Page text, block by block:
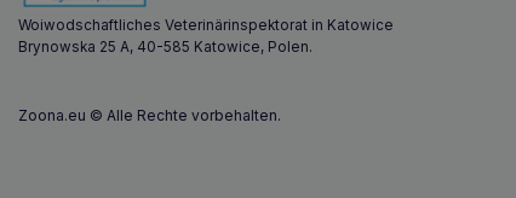
Woiwodschaftliches Veterinärinspektorat in Katowice
Brynowska 25 A, 40-585 Katowice, Polen.
Zoona.eu © Alle Rechte vorbehalten.